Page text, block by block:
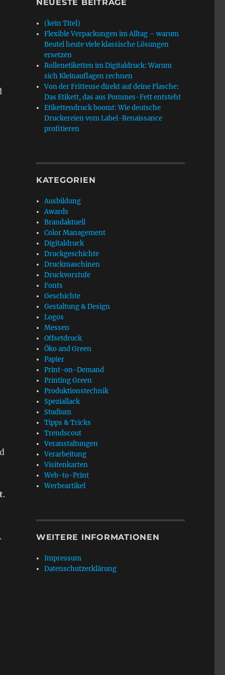
.
NEUESTE BEITRÄGE
(kein Titel)
Flexible Verpackungen im Alltag – warum
Beutel heute viele klassische Lösungen
ersetzen
Rollenetiketten im Digitaldruck: Warum
sich Kleinauflagen rechnen
Von der Fritteuse direkt auf deine Flasche:
Das Etikett, das aus Pommes-Fett entsteht
Etikettendruck boomt: Wie deutsche
Druckereien vom Label-Renaissance
profitieren
KATEGORIEN
Ausbildung
Awards
Brandaktuell
Color Management
Digitaldruck
Druckgeschichte
Druckmaschinen
Druckvorstufe
Fonts
Geschichte
Gestaltung & Design
Logos
Messen
Offsetdruck
Öko and Green
Papier
Print-on-Demand
Printing Green
Produktionstechnik
Speziallack
Studium
Tipps & Tricks
Trendscout
Veranstaltungen
Verarbeitung
Visitenkarten
Web-to-Print
Werbeartikel
WEITERE INFORMATIONEN
Impressum
Datenschutzerklärung